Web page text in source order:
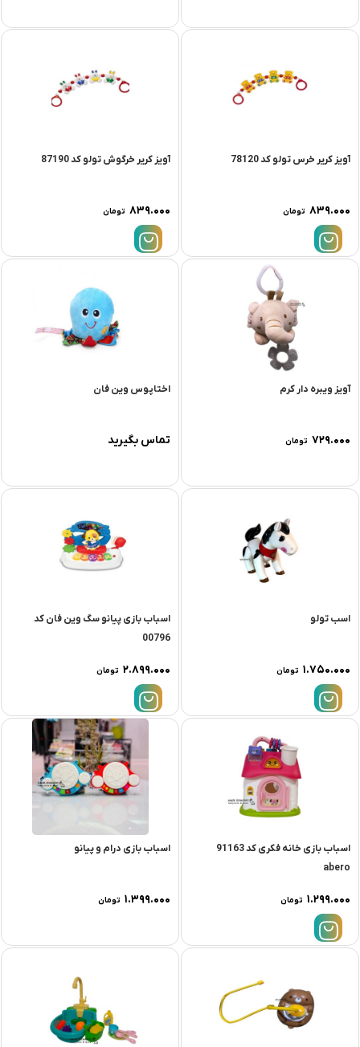
آویز کریر خرس تولو کد 78120
۸۳۹.۰۰۰ تومان
آویز کریر خرگوش تولو کد 87190
۸۳۹.۰۰۰ تومان
آویز ویبره دار کرم
۷۲۹.۰۰۰ تومان
اختاپوس وین فان
تماس بگیرید
اسب تولو
۱.۷۵۰.۰۰۰ تومان
اسباب بازی پیانو سگ وین فان کد
00796
۲.۸۹۹.۰۰۰ تومان
اسباب بازی خانه فکری کد 91163
abero
۱.۲۹۹.۰۰۰ تومان
اسباب بازی درام و پیانو
۱.۳۹۹.۰۰۰ تومان